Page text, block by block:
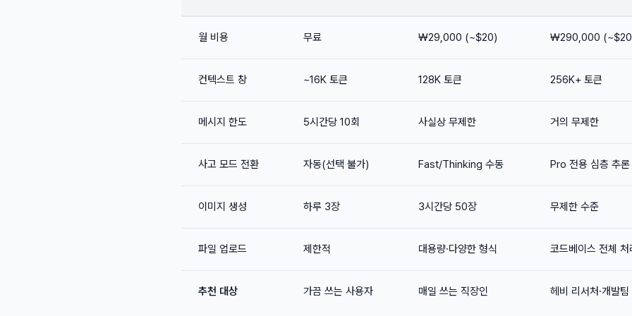
월 비용 무료 ₩29,000 (~$20) ₩290,000
컨텍스트 창 ~16K 토큰 128K 토큰 256K+ 토큰
메시지 한도 5시간당 10회 사실상 무제한 거의 무제한
사고 모드 전환 자동(선택 불가) Fast/Thinking 수동 Pro 전용 심층 추론
이미지 생성 하루 3장 3시간당 50장 무제한 수준
파일 업로드 제한적 대용량·다양한 형식 코드베이스 전체 처
추천 대상 가끔 쓰는 사용자 매일 쓰는 직장인 헤비 리서처·개발팀